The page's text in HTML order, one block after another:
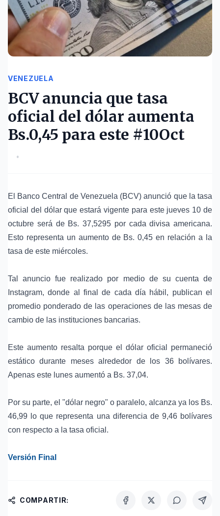
VENEZUELA
BCV anuncia que tasa
oficial del dólar aumenta
Bs.0,45 para este #10Oct
•
El Banco Central de Venezuela (BCV) anunció que la tasa
oficial del dólar que estará vigente para este jueves 10 de
octubre será de Bs. 37,5295 por cada divisa americana.
Esto representa un aumento de Bs. 0,45 en relación a la
tasa de este miércoles.
Tal anuncio fue realizado por medio de su cuenta de
Instagram, donde al final de cada día hábil, publican el
promedio ponderado de las operaciones de las mesas de
cambio de las instituciones bancarias.
Este aumento resalta porque el dólar oficial permaneció
estático durante meses alrededor de los 36 bolívares.
Apenas este lunes aumentó a Bs. 37,04.
Por su parte, el "dólar negro" o paralelo, alcanza ya los Bs.
46,99 lo que representa una diferencia de 9,46 bolívares
con respecto a la tasa oficial.
Versión Final
COMPARTIR: